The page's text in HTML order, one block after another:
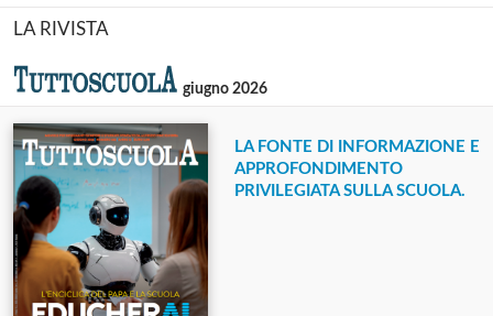
LA RIVISTA
giugno 2026
LA FONTE DI INFORMAZIONE E
APPROFONDIMENTO
PRIVILEGIATA SULLA SCUOLA.